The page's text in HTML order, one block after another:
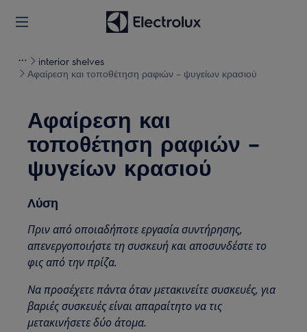
interior shelves
Αφαίρεση και τοποθέτηση ραφιών – ψυγείων κρασιού
Αφαίρεση και
τοποθέτηση ραφιών –
ψυγείων κρασιού
Λύση
Πριν από οποιαδήποτε εργασία συντήρησης,
απενεργοποιήστε τη συσκευή και αποσυνδέστε το
φις από την πρίζα.
Να προσέχετε πάντα όταν μετακινείτε συσκευές, για
βαριές συσκευές είναι απαραίτητο να τις
μετακινήσετε δύο άτομα.